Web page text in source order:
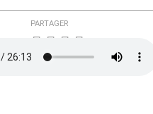
PARTAGER